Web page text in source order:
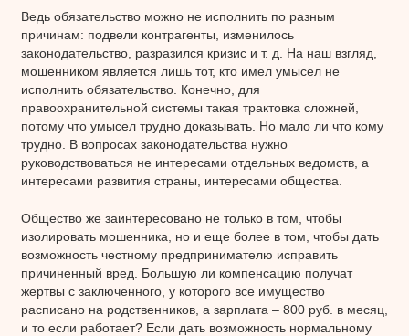
Ведь обязательство можно не исполнить по разным
причинам: подвели контрагенты, изменилось
законодательство, разразился кризис и т. д. На наш взгляд,
мошенником является лишь тот, кто имел умысел не
исполнить обязательство. Конечно, для
правоохранительной системы такая трактовка сложней,
потому что умысел трудно доказывать. Но мало ли что кому
трудно. В вопросах законодательства нужно
руководствоваться не интересами отдельных ведомств, а
интересами развития страны, интересами общества.
Общество же заинтересовано не только в том, чтобы
изолировать мошенника, но и еще более в том, чтобы дать
возможность честному предпринимателю исправить
причиненный вред. Большую ли компенсацию получат
жертвы с заключенного, у которого все имущество
расписано на родственников, а зарплата – 800 руб. в месяц,
и то если работает? Если дать возможность нормальному